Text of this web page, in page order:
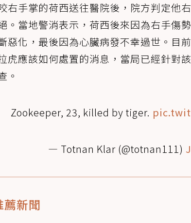
右手掌的荷西送往醫院後，院方判定他
。當地警消表示，荷西後來因為右手傷
惡化，最後因為心臟病發不幸過世。目
虎應該如何處置的消息，當局已經針對
。
Zookeeper, 23, killed by tiger.
— Totnan Klar (@totnan111)
薦新聞